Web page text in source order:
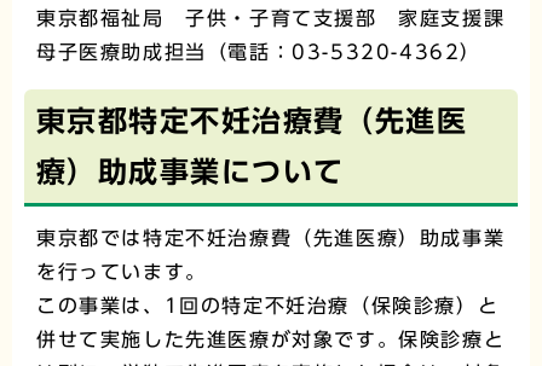
東京都福祉局 子供・子育て支援部 家庭支援課
母子医療助成担当（電話：03-5320-4362）
東京都特定不妊治療費（先進医
療）助成事業について
東京都では特定不妊治療費（先進医療）助成事業
を行っています。
この事業は、1回の特定不妊治療（保険診療）と
併せて実施した先進医療が対象です。保険診療と